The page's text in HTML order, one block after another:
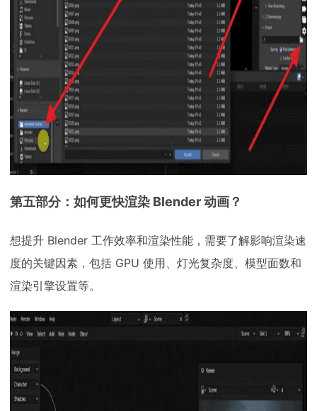
第五部分：如何更快渲染 Blender 动画？
想提升 Blender 工作效率和渲染性能，需要了解影响渲染速
度的关键因素，包括 GPU 使用、灯光复杂度、模型面数和
渲染引擎设置等。